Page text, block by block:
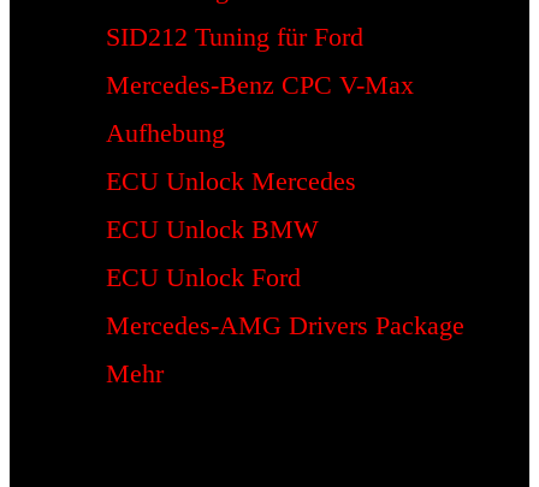
SID212 Tuning für Ford
Mercedes-Benz CPC V-Max
Aufhebung
ECU Unlock Mercedes
ECU Unlock BMW
ECU Unlock Ford
Mercedes-AMG Drivers Package
Mehr